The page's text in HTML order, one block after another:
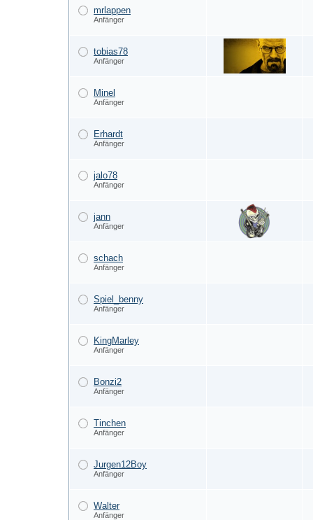
mrlappen
Anfänger
tobias78
Anfänger
Minel
Anfänger
Erhardt
Anfänger
jalo78
Anfänger
jann
Anfänger
schach
Anfänger
Spiel_benny
Anfänger
KingMarley
Anfänger
Bonzi2
Anfänger
Tinchen
Anfänger
Jurgen12Boy
Anfänger
Walter
Anfänger